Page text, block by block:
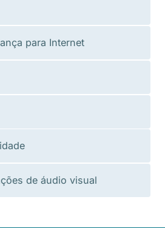
para Internet
de áudio visual